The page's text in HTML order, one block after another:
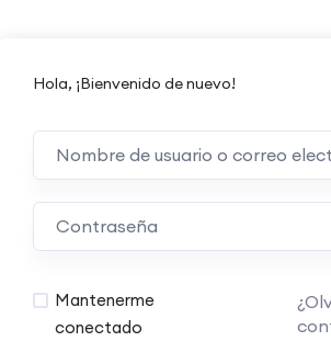
Hola, ¡Bienvenido de nuevo!
Mantenerme
conectado